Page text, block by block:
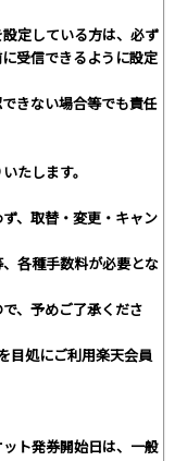
定している方は、必ず
受信できるように設定
きない場合等でも責任
たします。
、取替・変更・キャン
各種手数料が必要とな
、予めご了承くださ
目処にご利用楽天会員
ト発券開始日は、一般